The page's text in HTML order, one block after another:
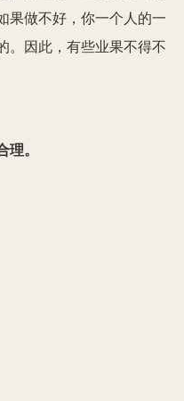
果做不好，你一个人的一
。因此，有些业果不得不
。